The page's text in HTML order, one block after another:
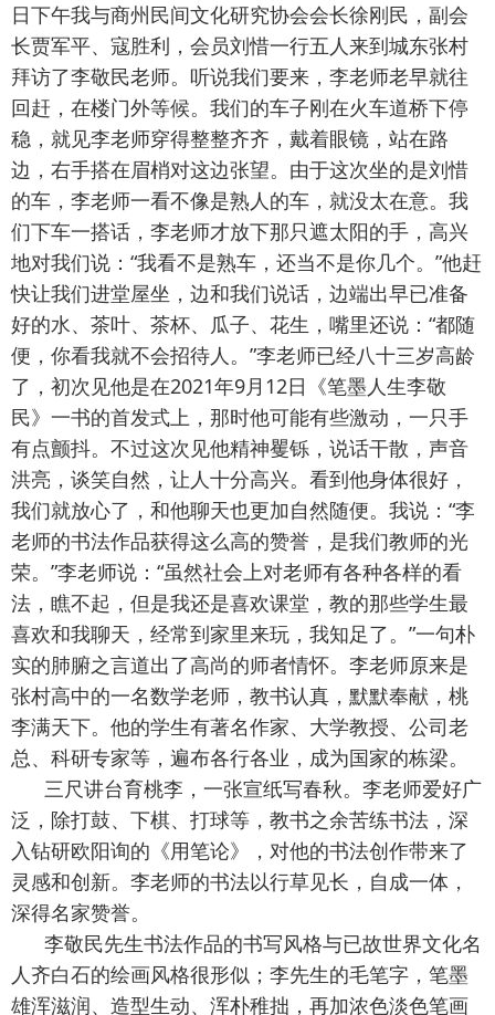
日下午我与商州民间文化研究协会会长徐刚民，副会
长贾军平、寇胜利，会员刘惜一行五人来到城东张村
拜访了李敬民老师。听说我们要来，李老师老早就往
回赶，在楼门外等候。我们的车子刚在火车道桥下停
稳，就见李老师穿得整整齐齐，戴着眼镜，站在路
边，右手搭在眉梢对这边张望。由于这次坐的是刘惜
的车，李老师一看不像是熟人的车，就没太在意。我
们下车一搭话，李老师才放下那只遮太阳的手，高兴
地对我们说：“我看不是熟车，还当不是你几个。”他赶
快让我们进堂屋坐，边和我们说话，边端出早已准备
好的水、茶叶、茶杯、瓜子、花生，嘴里还说：“都随
便，你看我就不会招待人。”李老师已经八十三岁高龄
了，初次见他是在2021年9月12日《笔墨人生李敬
民》一书的首发式上，那时他可能有些激动，一只手
有点颤抖。不过这次见他精神矍铄，说话干散，声音
洪亮，谈笑自然，让人十分高兴。看到他身体很好，
我们就放心了，和他聊天也更加自然随便。我说：“李
老师的书法作品获得这么高的赞誉，是我们教师的光
荣。”李老师说：“虽然社会上对老师有各种各样的看
法，瞧不起，但是我还是喜欢课堂，教的那些学生最
喜欢和我聊天，经常到家里来玩，我知足了。”一句朴
实的肺腑之言道出了高尚的师者情怀。李老师原来是
张村高中的一名数学老师，教书认真，默默奉献，桃
李满天下。他的学生有著名作家、大学教授、公司老
总、科研专家等，遍布各行各业，成为国家的栋梁。
三尺讲台育桃李，一张宣纸写春秋。李老师爱好广
泛，除打鼓、下棋、打球等，教书之余苦练书法，深
入钻研欧阳询的《用笔论》，对他的书法创作带来了
灵感和创新。李老师的书法以行草见长，自成一体，
深得名家赞誉。
李敬民先生书法作品的书写风格与已故世界文化名
人齐白石的绘画风格很形似；李先生的毛笔字，笔墨
雄浑滋润、造型生动、浑朴稚拙，再加浓色淡色笔画